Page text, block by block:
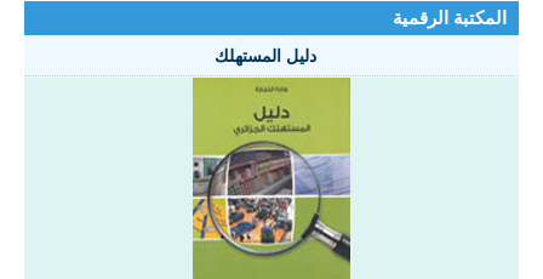
المكتبة الرقمية
دليل المستهلك